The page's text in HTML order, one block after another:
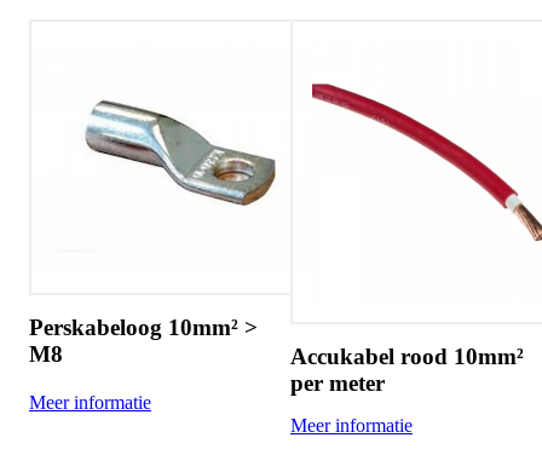
10mm² >
informatie
Accukabel rood 10mm²
per meter
Meer informatie